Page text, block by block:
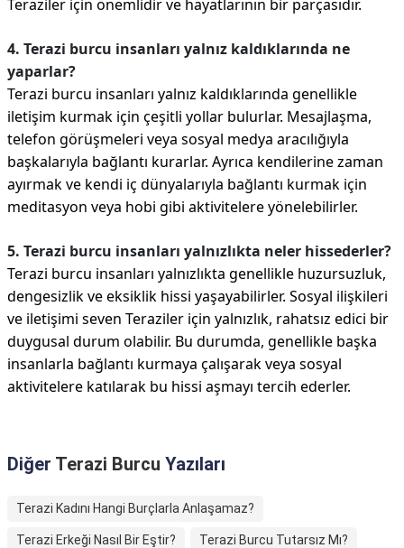
Teraziler için önemlidir ve hayatlarının bir parçasıdır.
4. Terazi burcu insanları yalnız kaldıklarında ne
yaparlar?
Terazi burcu insanları yalnız kaldıklarında genellikle
iletişim kurmak için çeşitli yollar bulurlar. Mesajlaşma,
telefon görüşmeleri veya sosyal medya aracılığıyla
başkalarıyla bağlantı kurarlar. Ayrıca kendilerine zaman
ayırmak ve kendi iç dünyalarıyla bağlantı kurmak için
meditasyon veya hobi gibi aktivitelere yönelebilirler.
5. Terazi burcu insanları yalnızlıkta neler hissederler?
Terazi burcu insanları yalnızlıkta genellikle huzursuzluk,
dengesizlik ve eksiklik hissi yaşayabilirler. Sosyal ilişkileri
ve iletişimi seven Teraziler için yalnızlık, rahatsız edici bir
duygusal durum olabilir. Bu durumda, genellikle başka
insanlarla bağlantı kurmaya çalışarak veya sosyal
aktivitelere katılarak bu hissi aşmayı tercih ederler.
Diğer Terazi Burcu Yazıları
Terazi Kadını Hangi Burçlarla Anlaşamaz?
Terazi Erkeği Nasıl Bir Eştir? Terazi Burcu Tutarsız Mı?